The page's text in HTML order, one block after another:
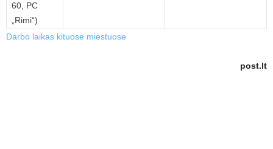
60, PC
„Rimi“)
Darbo laikas kituose miestuose
post.lt